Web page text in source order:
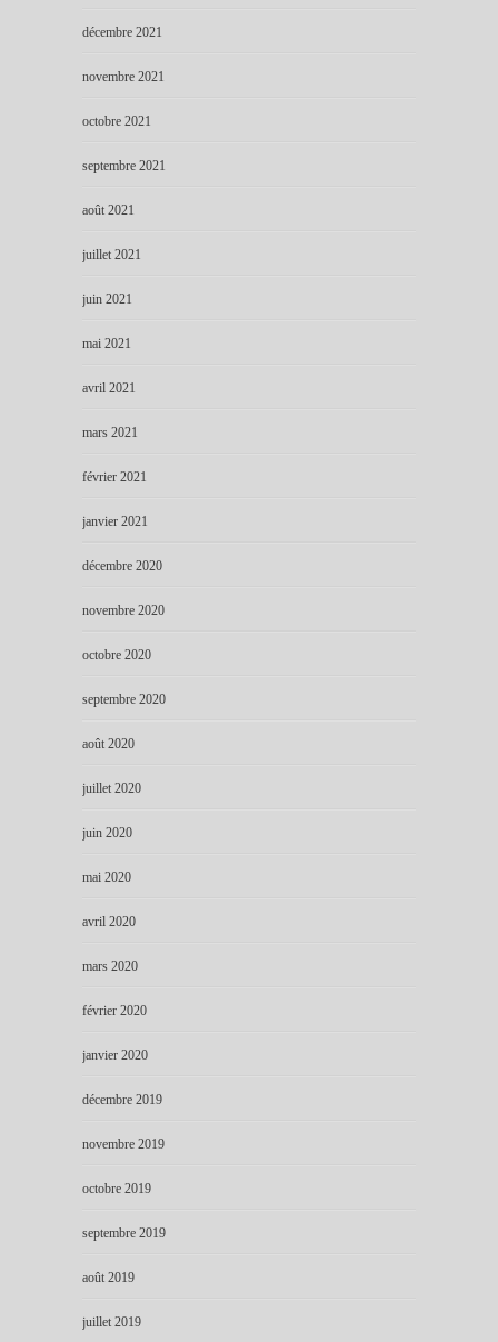
décembre 2021
novembre 2021
octobre 2021
septembre 2021
août 2021
juillet 2021
juin 2021
mai 2021
avril 2021
mars 2021
février 2021
janvier 2021
décembre 2020
novembre 2020
octobre 2020
septembre 2020
août 2020
juillet 2020
juin 2020
mai 2020
avril 2020
mars 2020
février 2020
janvier 2020
décembre 2019
novembre 2019
octobre 2019
septembre 2019
août 2019
juillet 2019